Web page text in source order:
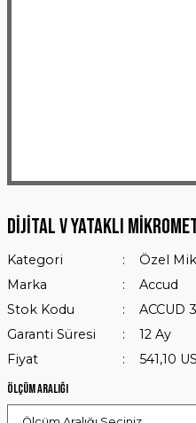
Dijital V Yataklı
Kategori
Özel
Marka
Accud
Stok Kodu
ACCUD
Garanti Süresi
12 Ay
Fiyat
541,10
Ölçüm Aralığı